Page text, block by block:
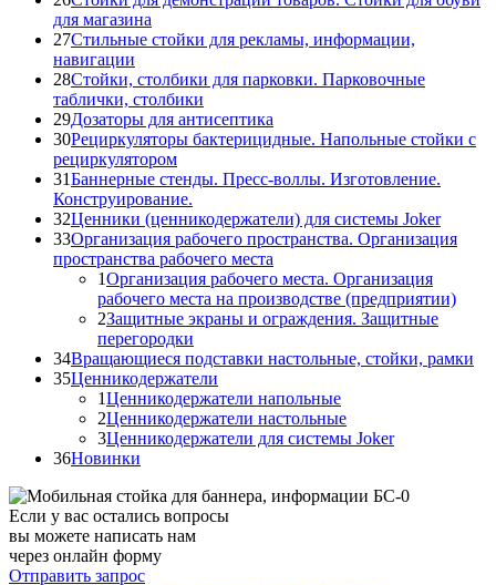
для магазина
27Стильные стойки для рекламы, информации,
навигации
28Стойки, столбики для парковки. Парковочные
таблички, столбики
29Дозаторы для антисептика
30Рециркуляторы бактерицидные. Напольные стойки с
рециркулятором
31Баннерные стенды. Пресс-воллы. Изготовление.
Конструирование.
32Ценники (ценникодержатели) для системы Joker
33Организация рабочего пространства. Организация
пространства рабочего места
1Организация рабочего места. Организация
рабочего места на производстве (предприятии)
2Защитные экраны и ограждения. Защитные
перегородки
34Вращающиеся подставки настольные, стойки, рамки
35Ценникодержатели
1Ценникодержатели напольные
2Ценникодержатели настольные
3Ценникодержатели для системы Joker
36Новинки
Если у вас остались вопросы
вы можете написать нам
через онлайн форму
Отправить запрос